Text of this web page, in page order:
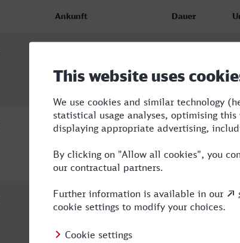
Ankunft Dauer
19:49
Herne
11:49
5:19 2
Bahnhof, Herne
20.08.26
6:07